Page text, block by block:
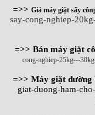
=>> Giá máy giặt sấy
say-cong-nghiep-
=>> Bán máy giặt
cong-nghiep-25kg---
=>> Máy giặt đường
giat-duong-ham-